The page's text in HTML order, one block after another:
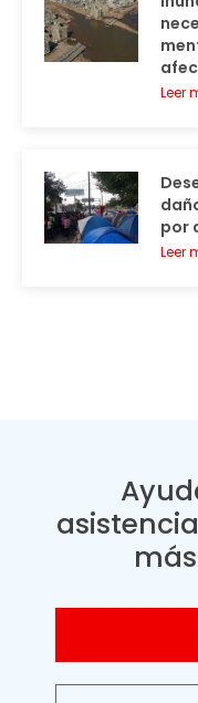
Leer
por
Leer